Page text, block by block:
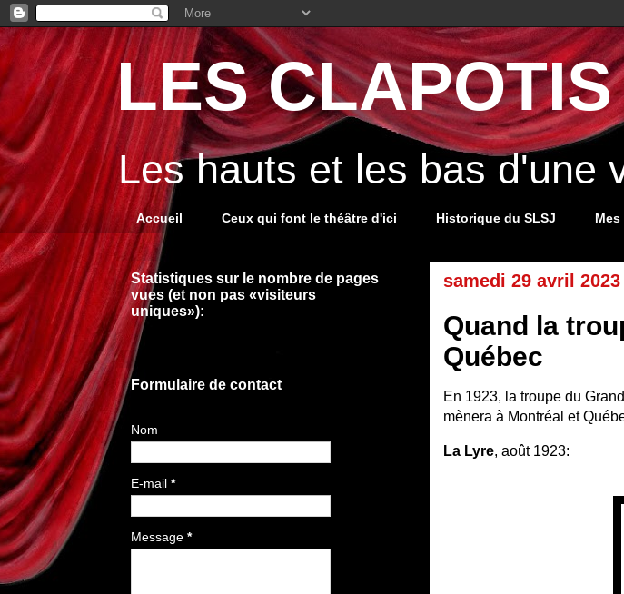
LES
Les hauts et les bas d'une
Accueil Ceux qui font le théâtre d'ici Historique du SLSJ Mes
samedi 29 avril 2023
Quand la
Québec
En 1923, la troupe du
mènera à Montréal et
La Lyre, août 1923:
Statistiques sur le nombre de pages
vues (et non pas «visiteurs
uniques»):
Formulaire de contact
Nom
E-mail *
Message *